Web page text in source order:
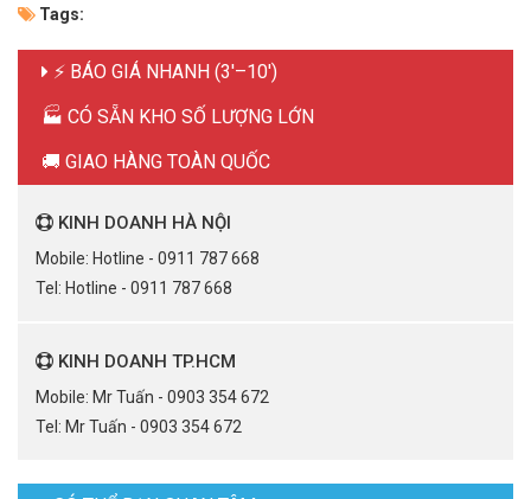
Tags:
⚡ BÁO GIÁ NHANH (3'–10')
🏭 CÓ SẴN KHO SỐ LƯỢNG LỚN
🚚 GIAO HÀNG TOÀN QUỐC
KINH DOANH HÀ NỘI
Mobile: Hotline - 0911 787 668
Tel: Hotline - 0911 787 668
KINH DOANH TP.HCM
Mobile: Mr Tuấn - 0903 354 672
Tel: Mr Tuấn - 0903 354 672